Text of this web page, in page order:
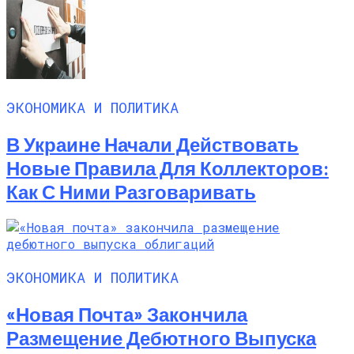
ЭКОНОМИКА И ПОЛИТИКА
В Украине Начали Действовать
Новые Правила Для Коллекторов:
Как С Ними Разговаривать
ЭКОНОМИКА И ПОЛИТИКА
«Новая Почта» Закончила
Размещение Дебютного Выпуска